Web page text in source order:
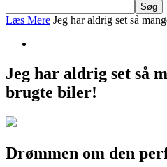
Læs Mere Jeg har aldrig set så
Jeg har aldrig set så
brugte biler!
Drømmen om den